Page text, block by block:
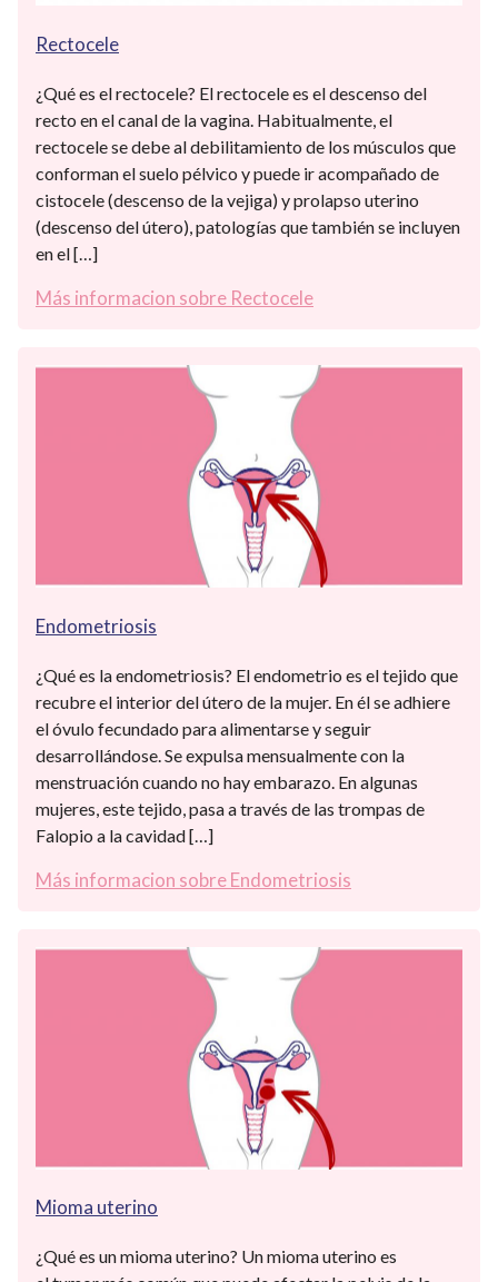
Rectocele
¿Qué es el rectocele? El rectocele es el descenso del
recto en el canal de la vagina. Habitualmente, el
rectocele se debe al debilitamiento de los músculos que
conforman el suelo pélvico y puede ir acompañado de
cistocele (descenso de la vejiga) y prolapso uterino
(descenso del útero), patologías que también se incluyen
en el […]
Más informacion sobre Rectocele
Endometriosis
¿Qué es la endometriosis? El endometrio es el tejido que
recubre el interior del útero de la mujer. En él se adhiere
el óvulo fecundado para alimentarse y seguir
desarrollándose. Se expulsa mensualmente con la
menstruación cuando no hay embarazo. En algunas
mujeres, este tejido, pasa a través de las trompas de
Falopio a la cavidad […]
Más informacion sobre Endometriosis
Mioma uterino
¿Qué es un mioma uterino? Un mioma uterino es